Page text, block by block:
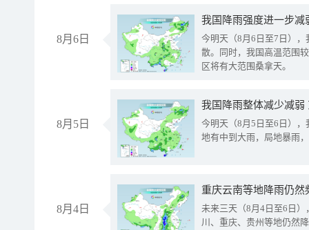
8月6日
今明天（8月6日至7日）
散。同时，我国高温范围
区将有大范围桑拿天。
8月5日
我国降雨整体减少减弱
今明天（8月5日至6日）
地有中到大雨，局地暴雨
8月4日
重庆云南等地降雨仍然
未来三天（8月4日至6日
川、重庆、贵州等地仍然